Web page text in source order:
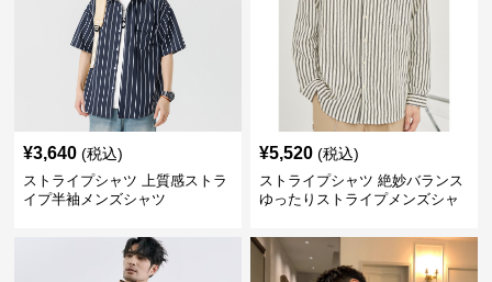
¥3,640 (税込)
ストライプシャツ 上質感ストラ
イプ半袖メンズシャツ
¥5,520 (税込)
ストライプシャツ 絶妙バランス
ゆったりストライプメンズシャ